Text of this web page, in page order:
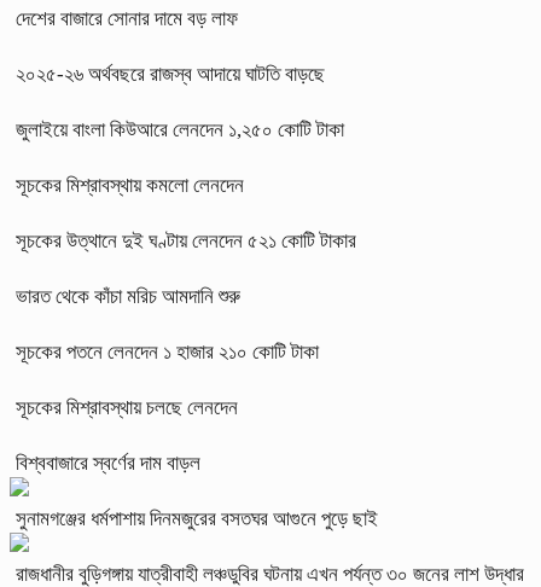
দেশের বাজারে সোনার দামে বড় লাফ
২০২৫-২৬ অর্থবছরে রাজস্ব আদায়ে ঘাটতি বাড়ছে
জুলাইয়ে বাংলা কিউআরে লেনদেন ১,২৫০ কোটি টাকা
সূচকের মিশ্রাবস্থায় কমলো লেনদেন
সূচকের উত্থানে দুই ঘণ্টায় লেনদেন ৫২১ কোটি টাকার
ভারত থেকে কাঁচা মরিচ আমদানি শুরু
সূচকের পতনে লেনদেন ১ হাজার ২১০ কোটি টাকা
সূচকের মিশ্রাবস্থায় চলছে লেনদেন
বিশ্ববাজারে স্বর্ণের দাম বাড়ল
সুনামগঞ্জের ধর্মপাশায় দিনমজুরের বসতঘর আগুনে পুড়ে ছাই
রাজধানীর বুড়িগঙ্গায় যাত্রীবাহী লঞ্চডুবির ঘটনায় এখন পর্যন্ত ৩০ জনের লাশ উদ্ধার